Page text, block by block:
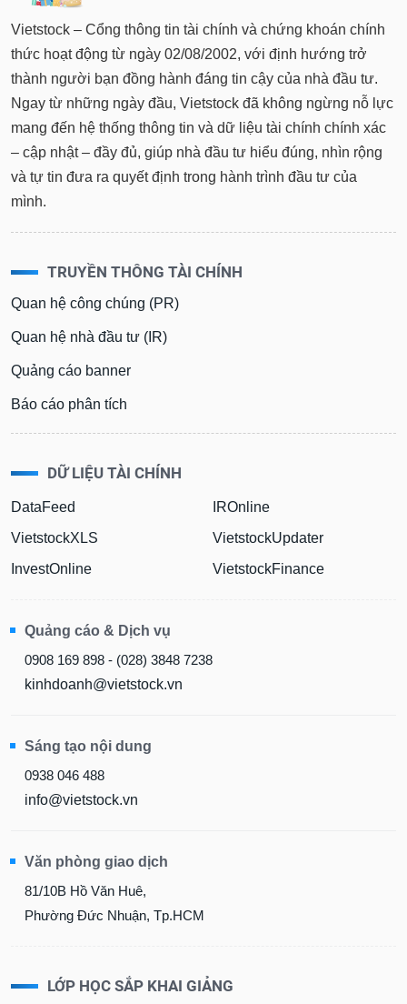
Vietstock – Cổng thông tin tài chính và chứng khoán chính
thức hoạt động từ ngày 02/08/2002, với định hướng trở
thành người bạn đồng hành đáng tin cậy của nhà đầu tư.
Ngay từ những ngày đầu, Vietstock đã không ngừng nỗ lực
mang đến hệ thống thông tin và dữ liệu tài chính chính xác
– cập nhật – đầy đủ, giúp nhà đầu tư hiểu đúng, nhìn rộng
và tự tin đưa ra quyết định trong hành trình đầu tư của
mình.
TRUYỀN THÔNG TÀI CHÍNH
Quan hệ công chúng (PR)
Quan hệ nhà đầu tư (IR)
Quảng cáo banner
Báo cáo phân tích
DỮ LIỆU TÀI CHÍNH
DataFeed
VietstockXLS
InvestOnline
IROnline
VietstockUpdater
VietstockFinance
Quảng cáo & Dịch vụ
0908 169 898 - (028) 3848 7238
kinhdoanh@vietstock.vn
Sáng tạo nội dung
0938 046 488
info@vietstock.vn
Văn phòng giao dịch
81/10B Hồ Văn Huê,
Phường Đức Nhuận, Tp.HCM
LỚP HỌC SẮP KHAI GIẢNG